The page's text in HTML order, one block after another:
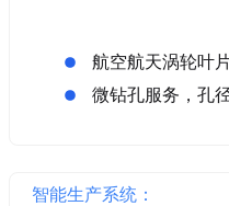
航空航天涡轮叶
微钻孔服务，孔
智能生产系统：